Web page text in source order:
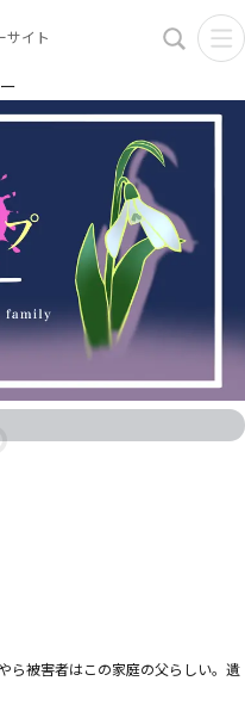
サイト
ら被害者はこの家庭の父らしい。遺